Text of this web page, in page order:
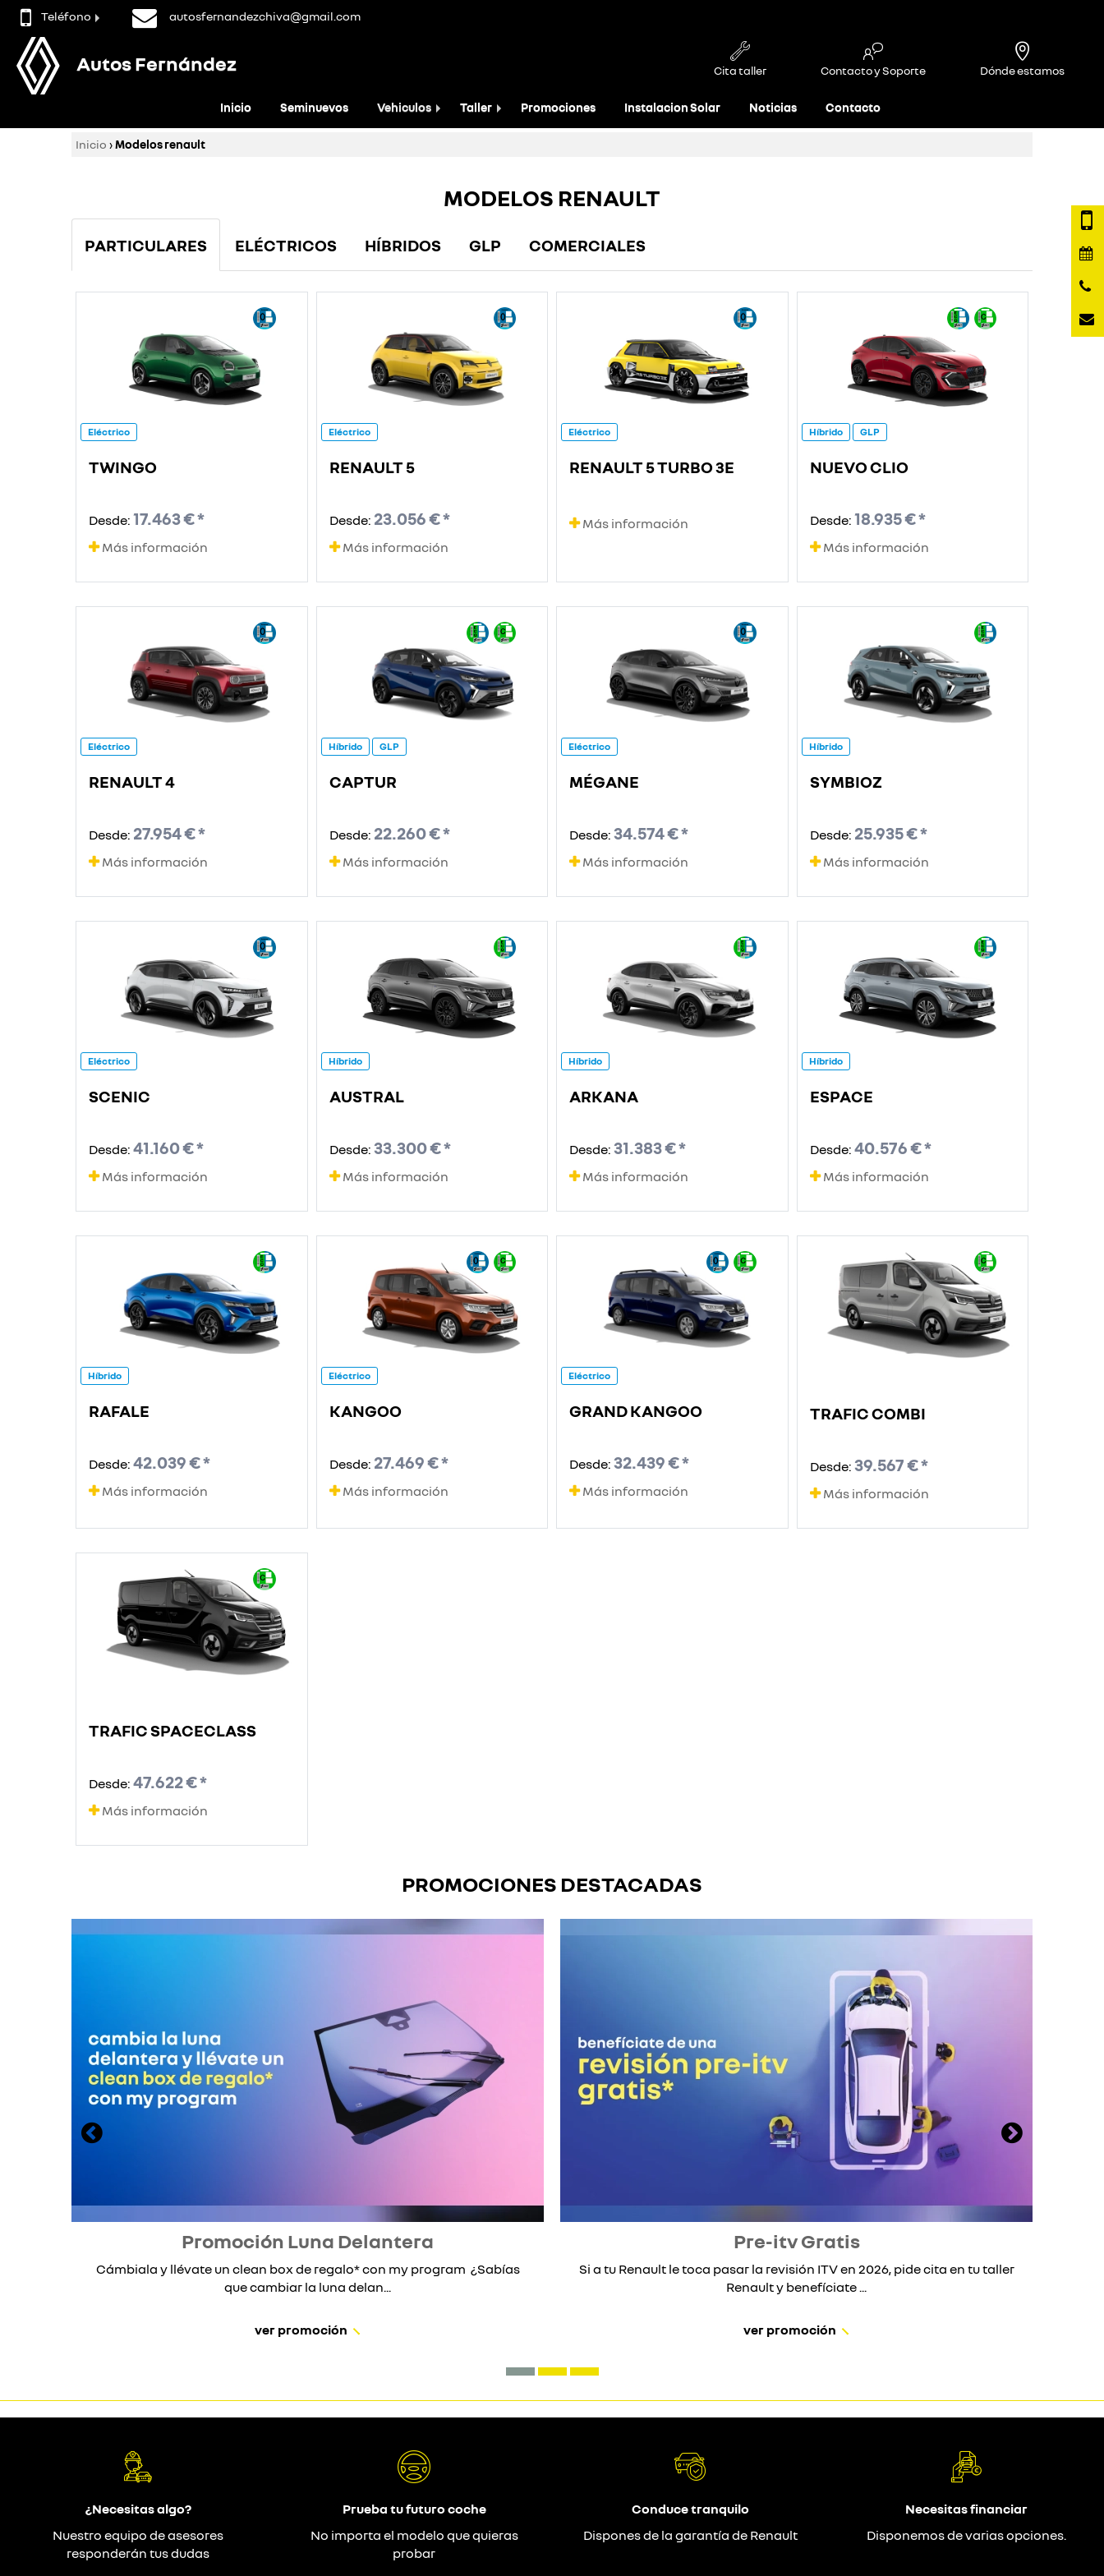
Teléfono autosfernandezchiva@gmail.com
Autos Fernández Cita taller Contacto y Soporte Dónde estamos
Inicio Seminuevos Vehiculos Taller Promociones Instalacion Solar Noticias Contacto
Inicio ›Modelos renault
MODELOS RENAULT
PARTICULARES ELÉCTRICOS HÍBRIDOS GLP COMERCIALES
Eléctrico
TWINGO
Desde: 17.463 € *
Más información
Eléctrico
RENAULT 5
Desde: 23.056 € *
Más información
Eléctrico
RENAULT 5 TURBO 3E
Más información
Híbrido GLP
NUEVO CLIO
Desde: 18.935 € *
Más información
Eléctrico
RENAULT 4
Desde: 27.954 € *
Más información
Híbrido GLP
CAPTUR
Desde: 22.260 € *
Más información
Eléctrico
MÉGANE
Desde: 34.574 € *
Más información
Híbrido
SYMBIOZ
Desde: 25.935 € *
Más información
Eléctrico
SCENIC
Desde: 41.160 € *
Más información
Híbrido
AUSTRAL
Desde: 33.300 € *
Más información
Híbrido
ARKANA
Desde: 31.383 € *
Más información
Híbrido
ESPACE
Desde: 40.576 € *
Más información
Híbrido
RAFALE
Desde: 42.039 € *
Más información
Eléctrico
KANGOO
Desde: 27.469 € *
Más información
Eléctrico
GRAND KANGOO
Desde: 32.439 € *
Más información
TRAFIC COMBI
Desde: 39.567 € *
Más información
TRAFIC SPACECLASS
Desde: 47.622 € *
Más información
PROMOCIONES DESTACADAS
Promoción Luna Delantera
Cámbiala y llévate un clean box de regalo* con my program ¿Sabías
que cambiar la luna delan...
ver promoción
Pre-itv Gratis
Si a tu Renault le toca pasar la revisión ITV en 2026, pide cita en tu taller
Renault y benefíciate ...
ver promoción
¿Necesitas algo?
Nuestro equipo de asesores
responderán tus dudas
Prueba tu futuro coche
No importa el modelo que quieras
probar
Conduce tranquilo
Dispones de la garantía de Renault
Necesitas financiar
Disponemos de varias opciones.